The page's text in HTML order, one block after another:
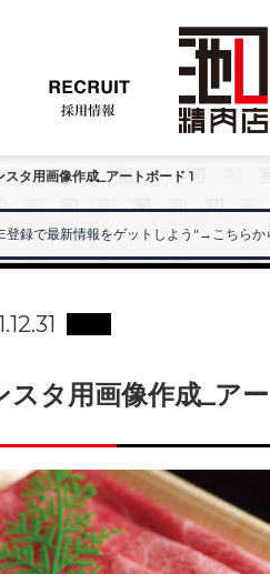
スタ用画像作成_アートボード 1
登録で最新情報をゲットしよう" →こちらか
スタ用画像作成_ア